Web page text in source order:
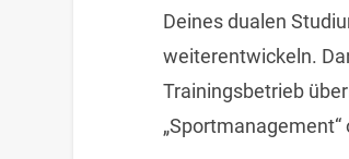
Deines dualen
weiterentwickeln.
Trainingsbetrieb